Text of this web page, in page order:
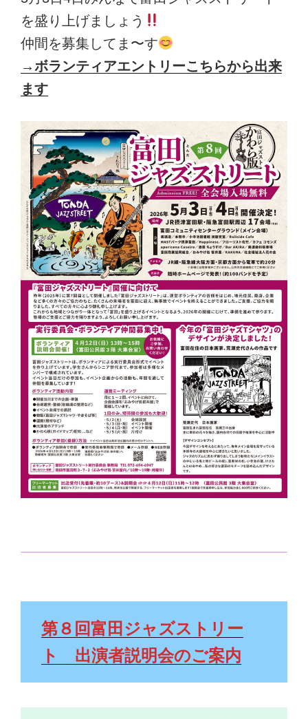
を盛り上げましょう
仲間を募集してま〜す
→ボランティアエントリーこちらから出来
ます
第８回富田ジャズストリー
ト 出演者説明会のご案内